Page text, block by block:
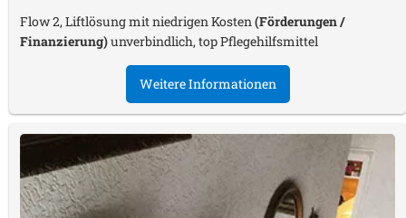
Flow 2, Liftlösung mit niedrigen Kosten (Förderungen /
Finanzierung)unverbindlich, top Pflegehilfsmittel
Weitere Informationen